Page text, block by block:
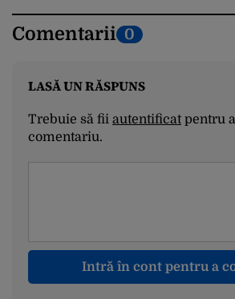
Comentarii 0
LASĂ UN RĂSPUNS
Trebuie să fii autentificatpentru
comentariu.
Intră în cont pentru a